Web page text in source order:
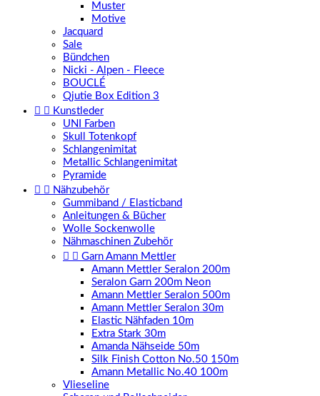
Muster
Motive
Jacquard
Sale
Bündchen
Nicki - Alpen - Fleece
BOUCLÉ
Qjutie Box Edition 3
  Kunstleder
UNI Farben
Skull Totenkopf
Schlangenimitat
Metallic Schlangenimitat
Pyramide
  Nähzubehör
Gummiband / Elasticband
Anleitungen & Bücher
Wolle Sockenwolle
Nähmaschinen Zubehör
  Garn Amann Mettler
Amann Mettler Seralon 200m
Seralon Garn 200m Neon
Amann Mettler Seralon 500m
Amann Mettler Seralon 30m
Elastic Nähfaden 10m
Extra Stark 30m
Amanda Nähseide 50m
Silk Finish Cotton No.50 150m
Amann Metallic No.40 100m
Vlieseline